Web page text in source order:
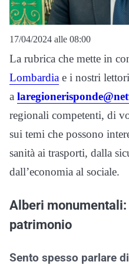
17/04/2024 alle 08:00
La rubrica che mette in
Lombardia e i nostri
a
regionali competenti, di
sui temi che possono
sanità ai trasporti, dalla
dall’economia al sociale.
Alberi
patrimonio
Sento spesso parlare